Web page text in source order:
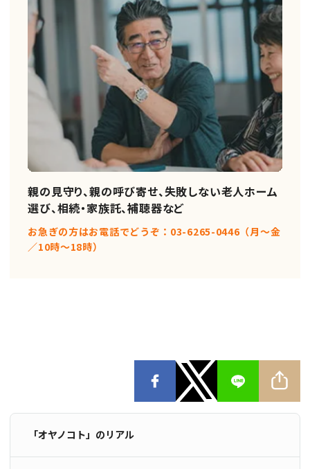
親の見守り、親の呼び寄せ、失敗しない老人ホーム
選び、相続・家族託、補聴器など
お急ぎの方はお電話でどうぞ：03-6265-0446（月〜金
／10時〜18時）
「オヤノコト」のリアル